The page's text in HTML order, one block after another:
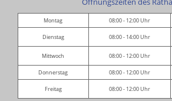
Montag 08:00 - 12:00 Uhr
Dienstag 08:00 - 14:00 Uhr
Mittwoch 08:00 - 12:00 Uhr
Donnerstag 08:00 - 12:00 Uhr
Freitag 08:00 - 12:00 Uhr